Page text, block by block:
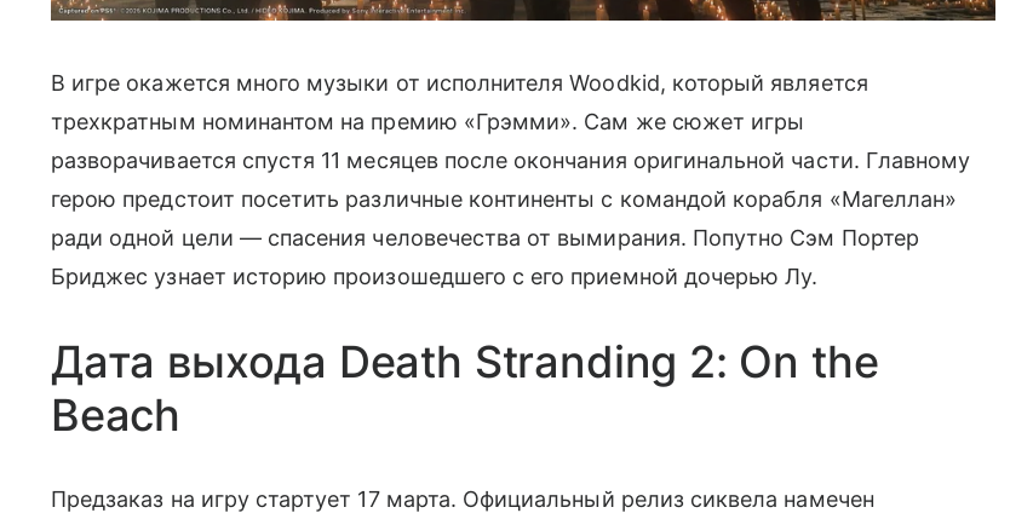
В игре окажется много музыки от исполнителя Woodkid, который является
трехкратным номинантом на премию «Грэмми». Сам же сюжет игры
разворачивается спустя 11 месяцев после окончания оригинальной части. Главному
герою предстоит посетить различные континенты с командой корабля «Магеллан»
ради одной цели — спасения человечества от вымирания. Попутно Сэм Портер
Бриджес узнает историю произошедшего с его приемной дочерью Лу.
Дата выхода Death Stranding 2: On the
Beach
Предзаказ на игру стартует 17 марта. Официальный релиз сиквела намечен